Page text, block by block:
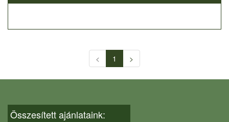
< 1 >
Összesített ajánlataink: